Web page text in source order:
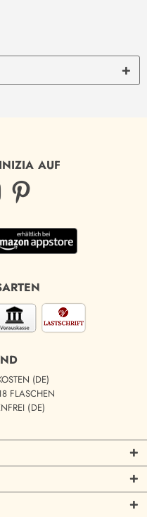
AUF
(DE)
FLASCHEN
(DE)